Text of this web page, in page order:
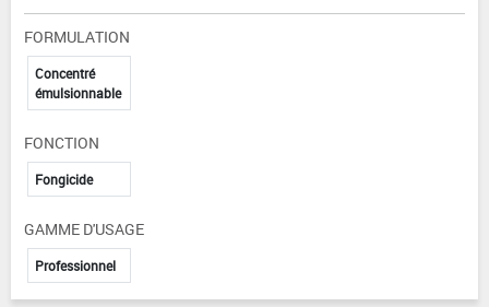
FORMULATION
Concentré
émulsionnable
FONCTION
Fongicide
GAMME D'USAGE
Professionnel